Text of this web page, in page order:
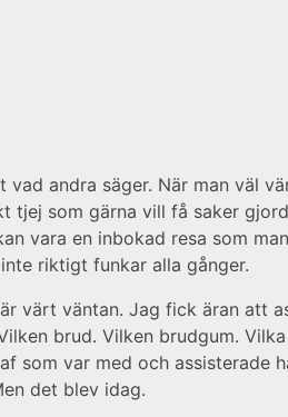
andra säger. När man väl
tjej som gärna vill få saker
vara en inbokad resa som
riktigt funkar alla gånger.
värt väntan. Jag fick äran att
brud. Vilken brudgum.
som var med och
det blev idag.